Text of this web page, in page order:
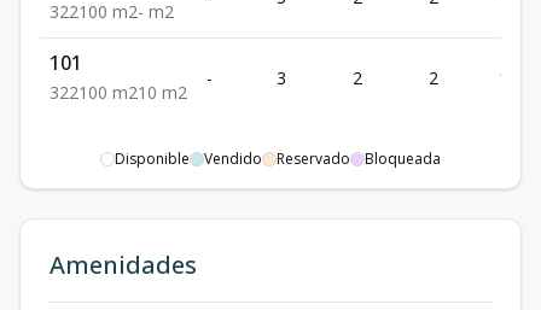
322100 m2- m2
101
322100 m210 m2
- 3 2 2 100
Disponible Vendido Reservado Bloqueada
Amenidades